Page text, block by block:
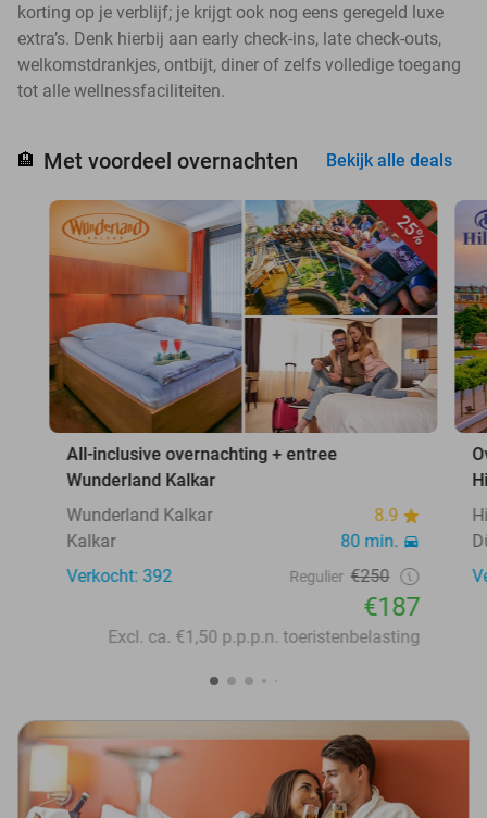
korting op je verblijf; je krijgt ook nog eens geregeld luxe
extra’s. Denk hierbij aan early check-ins, late check-outs,
welkomstdrankjes, ontbijt, diner of zelfs volledige toegang
tot alle wellnessfaciliteiten.
🏨 Met voordeel overnachten Bekijk alle deals
25%
All-inclusive overnachting + entree
Wunderland Kalkar
Wunderland Kalkar
8.9
Kalkar
80 min.
Verkocht: 392
Regulier €250
€187
Excl. ca. €1,50 p.p.p.n. toeristenbelasting